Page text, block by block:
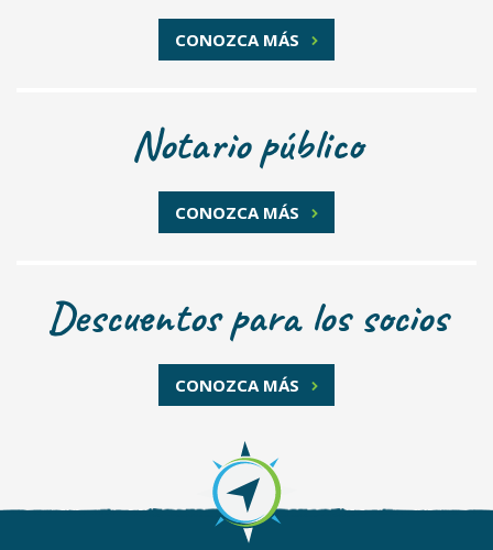
CONOZCA MÁS
Notario público
CONOZCA MÁS
Descuentos para los socios
CONOZCA MÁS